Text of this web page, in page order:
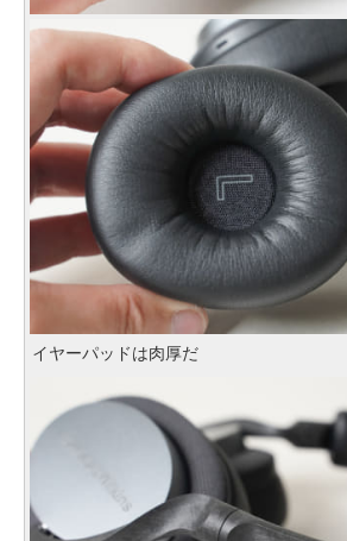
イヤーパッドは肉厚だ